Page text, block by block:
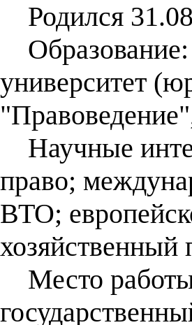
Родился
Образование:
университет
Научные
право;
ВТО;
хозяйственный
Место